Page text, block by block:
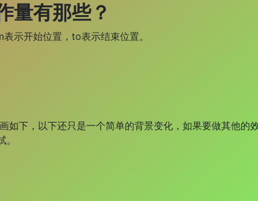
量有那些？
开始位置，to表示结束位置。
下，以下还只是一个简单的背景变化，如果要做其他的